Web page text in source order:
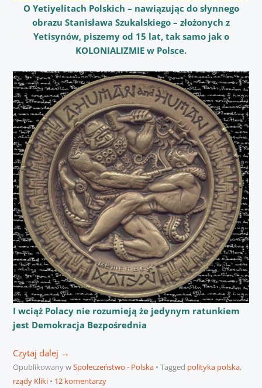
O Yetiyelitach Polskich – nawiązując do słynnego
obrazu Stanisława Szukalskiego – złożonych z
Yetisynów, piszemy od 15 lat, tak samo jak o
KOLONIALIZMIE w Polsce.
I wciąż Polacy nie rozumieją że jedynym ratunkiem
jest Demokracja Bezpośrednia
Czytaj dalej →
Opublikowany wSpołeczeństwo - Polska Tagged polityka polska,
rządy Kliki
12 komentarzy